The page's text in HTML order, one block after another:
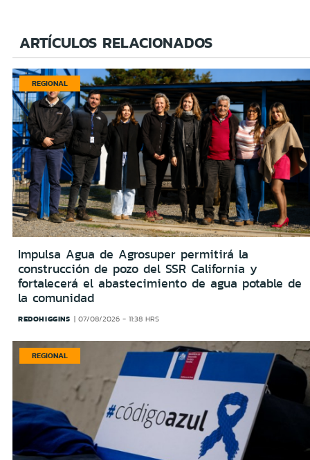
ARTÍCULOS RELACIONADOS
REGIONAL
Impulsa Agua de Agrosuper permitirá la
construcción de pozo del SSR California y
fortalecerá el abastecimiento de agua potable de
la comunidad
REDOHIGGINS 07/08/2026 - 11:38 HRS
REGIONAL